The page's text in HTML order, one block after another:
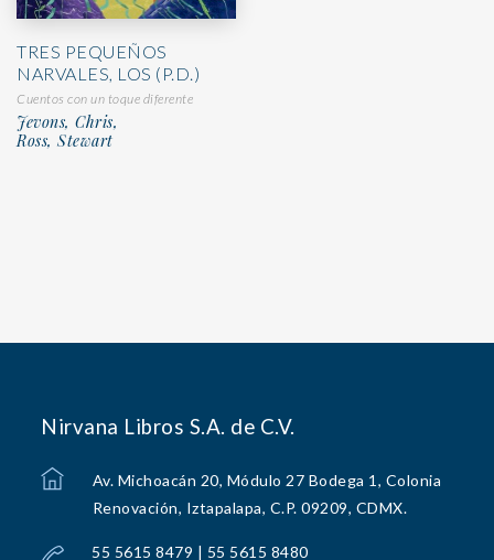
TRES PEQUEÑOS
NARVALES, LOS (P.D.)
Cuentos con un toque diferente
Jevons, Chris,
Ross, Stewart
Nirvana Libros S.A. de C.V.
Av. Michoacán 20, Módulo 27 Bodega 1, Colonia
Renovación, Iztapalapa, C.P. 09209, CDMX.
55 5615 8479 | 55 5615 8480